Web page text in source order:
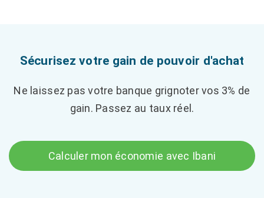
Sécurisez votre gain de pouvoir d'achat
Ne laissez pas votre banque grignoter vos 3% de
gain. Passez au taux réel.
Calculer mon économie avec Ibani